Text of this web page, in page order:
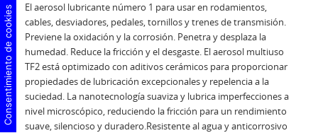
El aerosol lubricante número 1 para usar en rodamientos,
cables, desviadores, pedales, tornillos y trenes de transmisión.
Previene la oxidación y la corrosión. Penetra y desplaza la
humedad. Reduce la fricción y el desgaste. El aerosol multiuso
TF2 está optimizado con aditivos cerámicos para proporcionar
propiedades de lubricación excepcionales y repelencia a la
suciedad. La nanotecnología suaviza y lubrica imperfecciones a
nivel microscópico, reduciendo la fricción para un rendimiento
suave, silencioso y duradero.Resistente al agua y anticorrosivo
Consentimiento de cookies